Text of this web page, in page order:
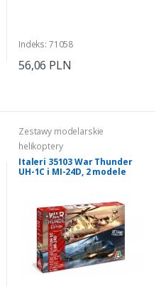
Indeks: 71058
56,06 PLN
Zestawy modelarskie
helikoptery
Italeri 35103 War Thunder
UH-1C i MI-24D, 2 modele